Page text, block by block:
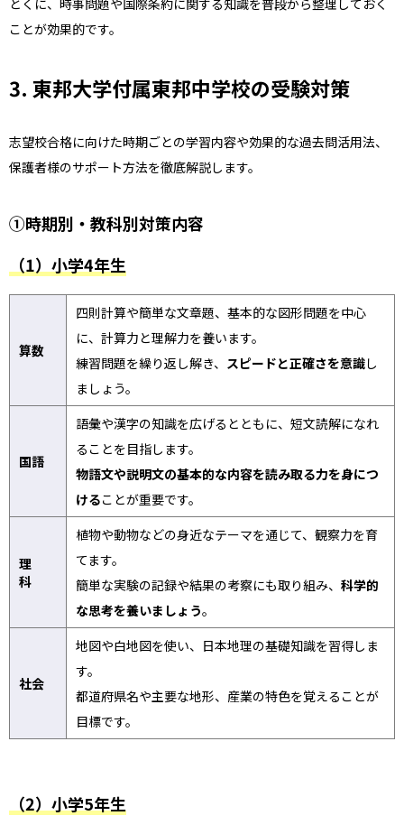
ことが効果的です。
3. 東邦大学付属東邦中学校の受験対策
志望校合格に向けた時期ごとの学習内容や効果的な過去問活用法、
保護者様のサポート方法を徹底解説します。
①時期別・教科別対策内容
（1）小学4年生
算数
四則計算や簡単な文章題、基本的な図形問題を中心
に、計算力と理解力を養います。
練習問題を繰り返し解き、 スピードと正確さを意識し
ましょう。
国語
語彙や漢字の知識を広げるとともに、短文読解になれ
ることを目指します。
物語文や説明文の基本的な内容を読み取る力を身につ
けることが重要です。
理
科
植物や動物などの身近なテーマを通じて、観察力を育
てます。
簡単な実験の記録や結果の考察にも取り組み、 科学的
な思考を養いましょう。
社会
地図や白地図を使い、日本地理の基礎知識を習得しま
す。
都道府県名や主要な地形、産業の特色を覚えることが
目標です。
（2）小学5年生